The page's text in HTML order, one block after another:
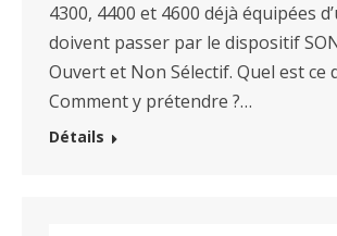
4300, 4400 et 4600 déjà équipées
doivent passer par le dispositif
Ouvert et Non Sélectif. Quel est ce
Comment y prétendre ?…
Détails